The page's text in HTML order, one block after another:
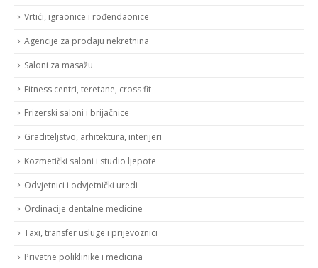
Vrtići, igraonice i rođendaonice
Agencije za prodaju nekretnina
Saloni za masažu
Fitness centri, teretane, cross fit
Frizerski saloni i brijačnice
Graditeljstvo, arhitektura, interijeri
Kozmetički saloni i studio ljepote
Odvjetnici i odvjetnički uredi
Ordinacije dentalne medicine
Taxi, transfer usluge i prijevoznici
Privatne poliklinike i medicina